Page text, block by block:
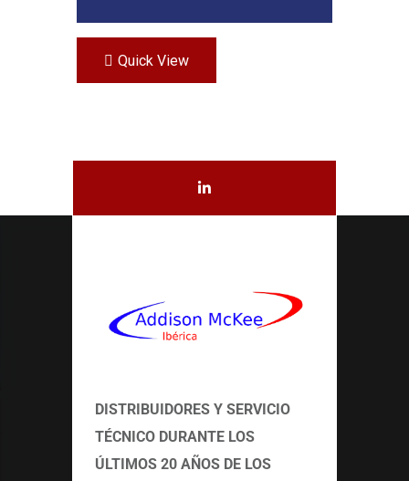
Quick View
DISTRIBUIDORES Y SERVICIO
TÉCNICO DURANTE LOS
ÚLTIMOS 20 AÑOS DE LOS